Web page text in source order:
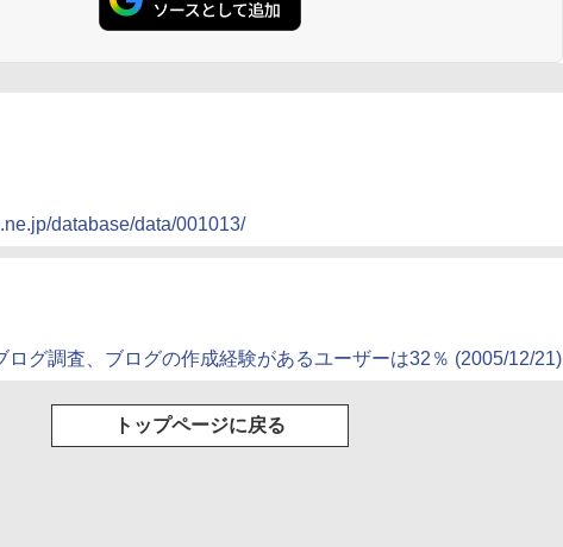
database/data/001013/
ログ調査、ブログの作成経験があるユーザーは32％ (2005/12/21)
トップページに戻る